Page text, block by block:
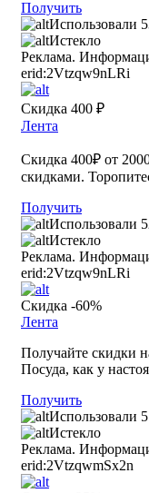
Получить
Использовали
Истекло
Реклама.
erid:2Vtzqw9nLRi
Скидка 400 ₽
Лента
Скидка 400₽ от
скидками.
Получить
Использовали
Истекло
Реклама.
erid:2Vtzqw9nLRi
Скидка -60%
Лента
Получайте скидки
Посуда, как у
Получить
Использовали
Истекло
Реклама.
erid:2VtzqwmSx2n